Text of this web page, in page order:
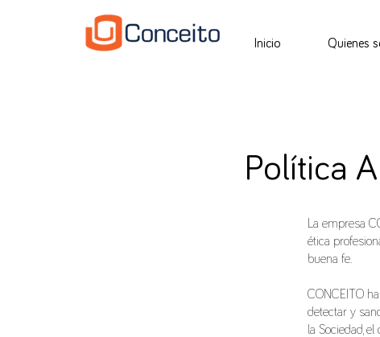
Inicio Quienes
Política
La empresa
ética
buena fe.
CONCEITO
detectar y
la Sociedad,